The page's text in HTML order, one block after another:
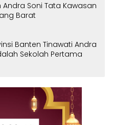
Soni Tata Kawasan
Barat
Banten Tinawati Andra
Sekolah Pertama